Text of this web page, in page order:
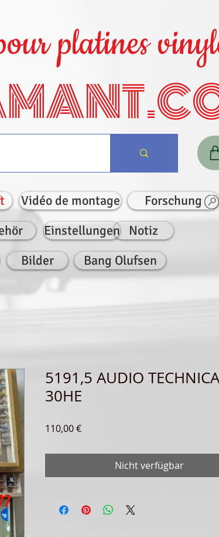
platines
Vidéo de montage
Forschung
Einstellungen
Notiz
Bilder Bang Olufsen
5191,5 AUDIO
30HE
110,00 €Preis
Nicht verfügbar